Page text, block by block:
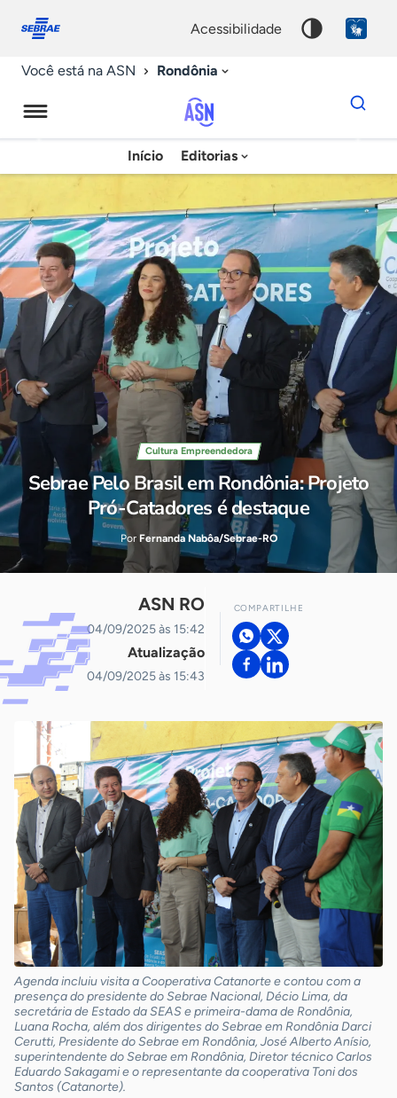
conosco
acessibilidade
Você está na ASN Rondônia
Agência
Sebrae
de
Notícias
Início Editorias
Dados
para
chave
Cultura Empreendedora
Sebrae Pelo Brasil em Rondônia: Projeto
Pró-Catadores é destaque
Por Fernanda Nabôa/Sebrae-RO
ASN RO
04/09/2025 às 15:42
Atualização
04/09/2025 às 15:43
COMPARTILHE
Agenda incluiu visita a Cooperativa Catanorte e contou com a
presença do presidente do Sebrae Nacional, Décio Lima, da
secretária de Estado da SEAS e primeira-dama de Rondônia,
Luana Rocha, além dos dirigentes do Sebrae em Rondônia Darci
Cerutti, Presidente do Sebrae em Rondônia, José Alberto Anísio,
superintendente do Sebrae em Rondônia, Diretor técnico Carlos
Eduardo Sakagami e o representante da cooperativa Toni dos
Santos (Catanorte).